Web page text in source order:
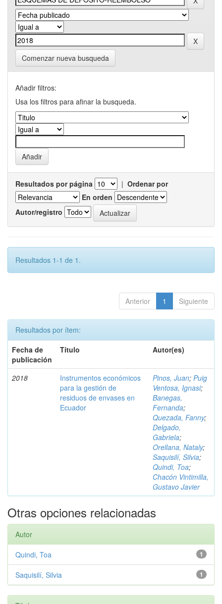
Comenzar nueva busqueda
Añadir filtros:
Usa los filtros para afinar la busqueda.
Resultados por página | Ordenar por
En orden
Autor/registro
Resultados 1-1 de 1.
Anterior 1 Siguiente
Resultados por ítem:
Fecha de
publicación
Título Autor(es)
2018
Instrumentos económicos
para la gestión de
residuos de envases en
Ecuador
Pinos, Juan; Puig
Ventosa, Ignasi;
Banegas,
Fernanda;
Quezada, Fanny;
Delgado,
Gabriela;
Orellana, Nataly;
Saquisilí, Silvia;
Quindi, Toa;
Chacón Vintimilla,
Gustavo Javier
Otras opciones relacionadas
Autor
1
Quindi, Toa
1
Saquisilí, Silvia